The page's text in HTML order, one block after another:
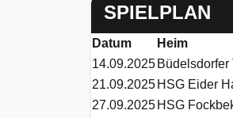
SPIELPLAN
Datum Heim
14.09.2025 Büdelsdorfer
21.09.2025 HSG Eider
27.09.2025 HSG